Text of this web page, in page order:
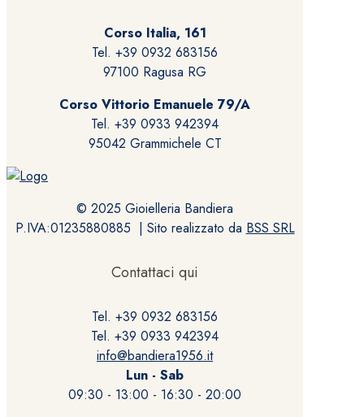
scelte
nella
pagina
prodotto
Corso Italia, 161
Tel. +39 0932 683156
97100 Ragusa RG
Corso Vittorio Emanuele 79/A
Tel. +39 0933 942394
95042 Grammichele CT
© 2025 Gioielleria Bandiera
P.IVA:01235880885 | Sito realizzato da BSS SRL
Contattaci qui
Tel. +39 0932 683156
Tel. +39 0933 942394
info@bandiera1956.it
Lun - Sab
09:30 - 13:00 - 16:30 - 20:00